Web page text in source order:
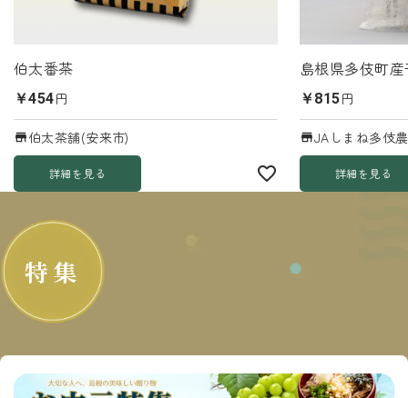
伯太番茶
￥454円
伯太茶舗(安来市)
詳細を見る
島根県多伎町
￥815円
JAしまね多伎
詳細を見る
特集